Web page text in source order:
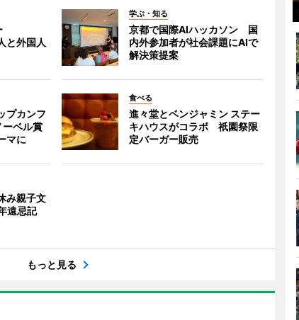
と外国人
学ぶ・知る
京都で国際AIハッカソン 国
内外参加者が社会課題にAIで
解決策提案
プカンフ
ーベル賞
マに
食べる
進々堂とベンジャミン ステー
キハウスがコラボ 祇園祭限
定バーガー販売
み親子文
遠忌記
もっと見る